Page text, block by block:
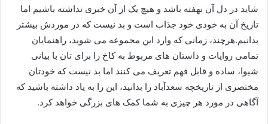
شاید در دل آن نهفته باشد و هیچ یک از آن خبری نداشته باشیم اما
تاریخ آن به خودی خود جذاب است و بد نیست که در موردش بیشتر
بدانیم.هرچند، زمانی که وارد این مجموعه می شوید، راهنمایان
تمامی روایات و داستان های مربوط به کاخ را برای تان با بیانی
شیوا، ساده و قابل فهم تعریف می کنند اما بد نیست که خودتان
مختصری از تاریخچه سعدآباد را بدانید، این را به یاد داشته باشید که
آگاهی در مورد هر چیزی به شما کمک های بزرگی خواهد کرد.